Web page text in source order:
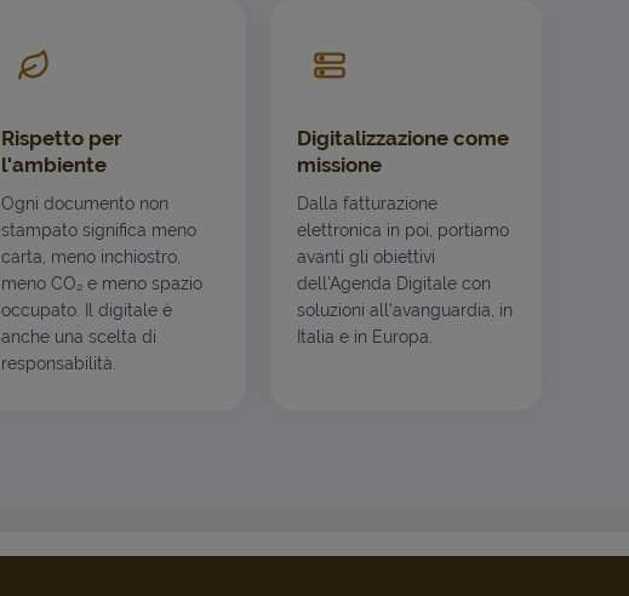
Rispetto per
l'ambiente
Ogni documento non
stampato significa meno
carta, meno inchiostro,
meno CO₂ e meno spazio
occupato. Il digitale è
anche una scelta di
responsabilità.
Digitalizzazione come
missione
Dalla fatturazione
elettronica in poi, portiamo
avanti gli obiettivi
dell'Agenda Digitale con
soluzioni all'avanguardia, in
Italia e in Europa.